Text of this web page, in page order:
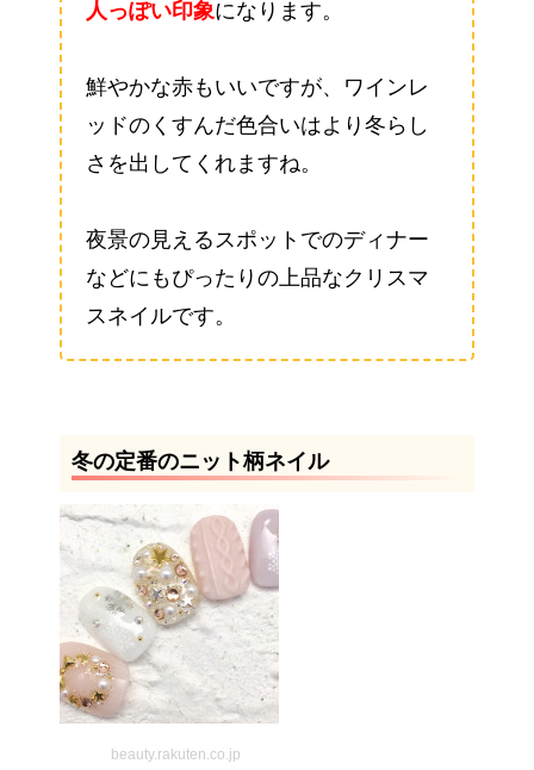
人っぽい印象になります。
鮮やかな赤もいいですが、ワインレ
ッドのくすんだ色合いはより冬らし
さを出してくれますね。
夜景の見えるスポットでのディナー
などにもぴったりの上品なクリスマ
スネイルです。
冬の定番のニット柄ネイル
beauty.rakuten.co.jp